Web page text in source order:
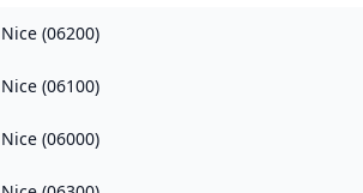
Nice (06200)
Nice (06100)
Nice (06000)